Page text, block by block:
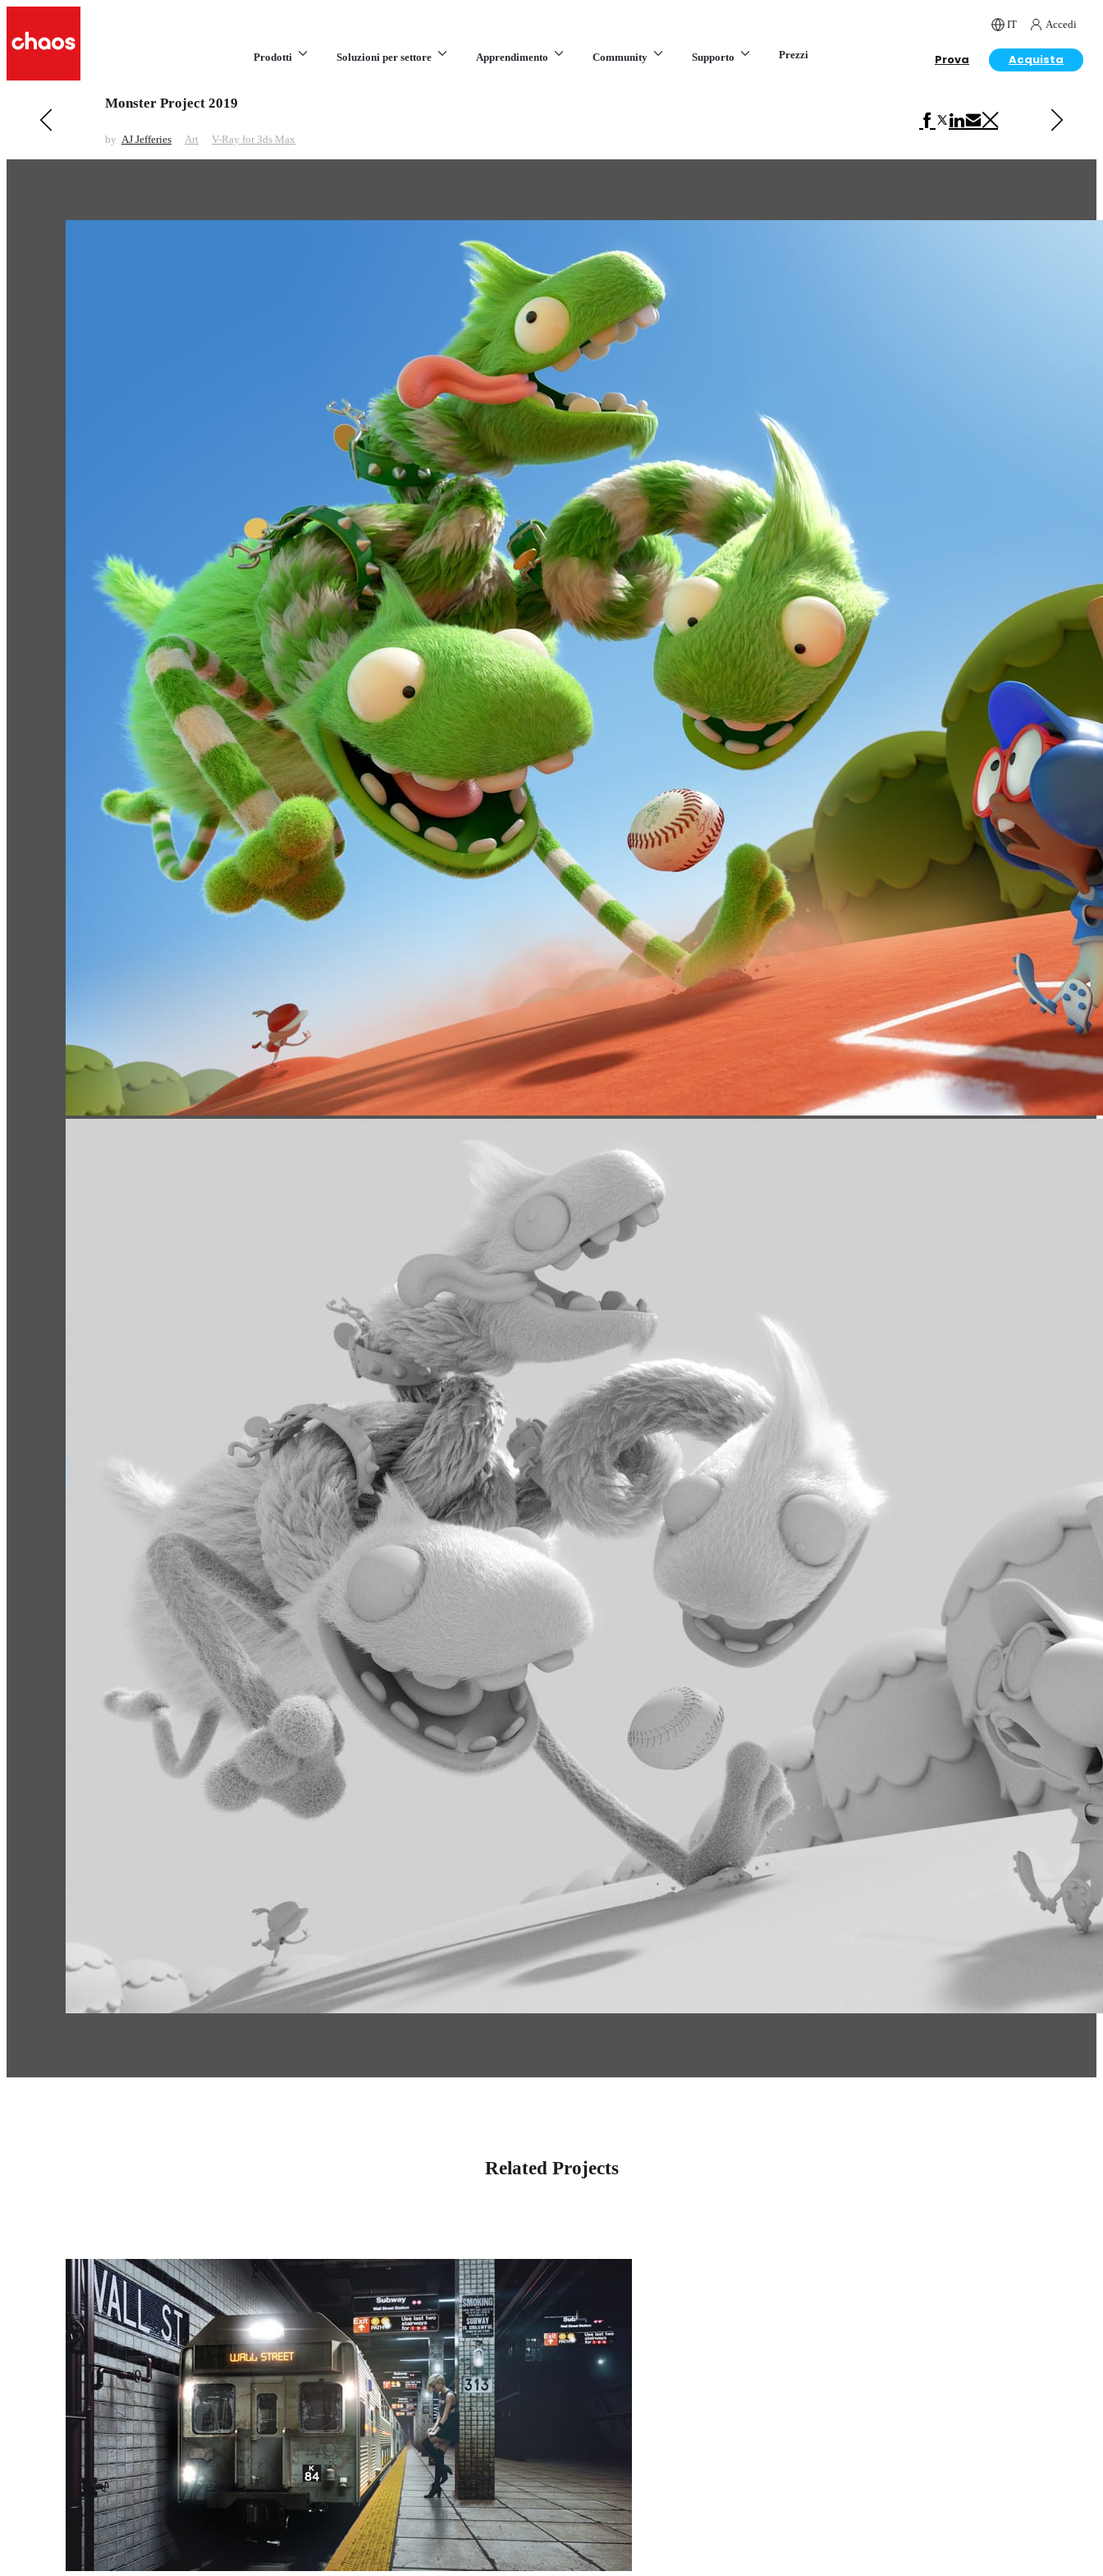
IT Accedi
Prodotti Soluzioni per settore Apprendimento Community Supporto Prezzi Prova Acquista
Previous in Art
Monster Project 2019
by AJ Jefferies Art V-Ray for 3ds Max
I'm Rich!
Related Projects